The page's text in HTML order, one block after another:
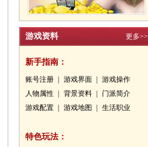
游戏资料 更多>>
新手指南：
账号注册 游戏界面
游戏操作
人物属性
背景资料
门派简介
游戏配置
游戏地图 生活职业
特色玩法：